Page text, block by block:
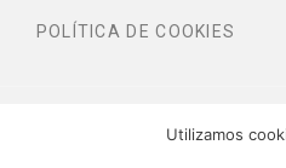
POLÍTICA DE COOKIES
Utilizamos